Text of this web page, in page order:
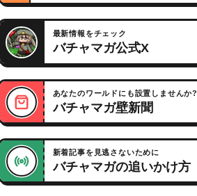
最新情報をチェック
バチャマガ公式X
あなたのワールドにも設置しませんか?
バチャマガ壁新聞
新着記事を見逃さないために
バチャマガの追いかけ方